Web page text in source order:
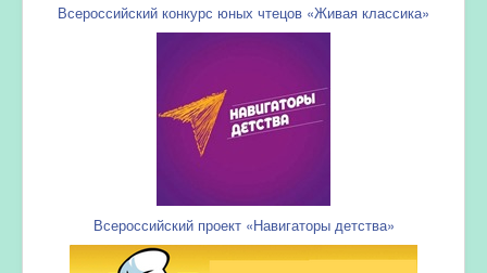
Всероссийский конкурс юных чтецов «Живая классика»
Всероссийский проект «Навигаторы детства»